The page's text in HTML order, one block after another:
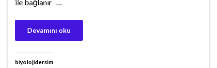
ile bağlanır …
Devamını oku
biyolojidersim